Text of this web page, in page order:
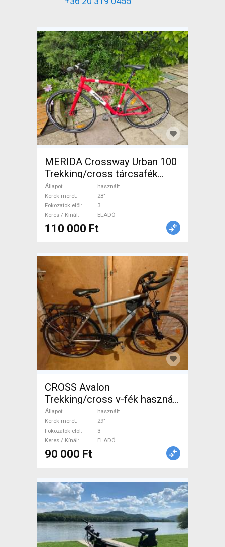
MERIDA Crossway Urban 100
Trekking/cross tárcsafék
használt ELADÓ
Állapot
használt
Kerék méret
28"
Fokozatok elöl
3
Keres / Kínál
ELADÓ
110 000 Ft
CROSS Avalon
Trekking/cross v-fék használt
ELADÓ
Állapot
használt
Kerék méret
29"
Fokozatok elöl
3
Keres / Kínál
ELADÓ
90 000 Ft